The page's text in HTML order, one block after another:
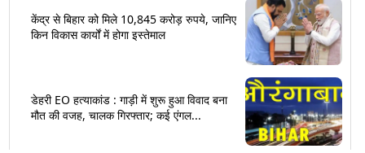
केंद्र से बिहार को मिले 10,845 करोड़ रुपये, जानिए
किन विकास कार्यों में होगा इस्तेमाल
डेहरी EO हत्याकांड : गाड़ी में शुरू हुआ विवाद बना
मौत की वजह, चालक गिरफ्तार; कई एंगल...